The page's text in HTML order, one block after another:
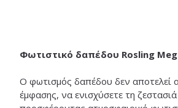
Φωτιστικό δαπέδου Rosling
Ο φωτισμός δαπέδου δεν αποτελεί
έμφασης, να ενισχύσετε τη